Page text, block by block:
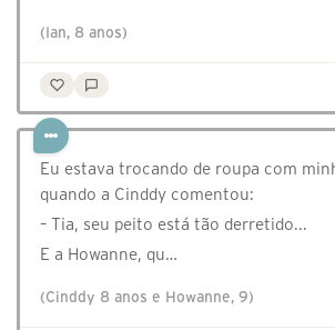
(Ian, 8 anos)
Eu estava trocando de roupa com
quando a Cinddy comentou:
– Tia, seu peito está tão derretido...
E a Howanne, qu…
(Cinddy 8 anos e Howanne, 9)